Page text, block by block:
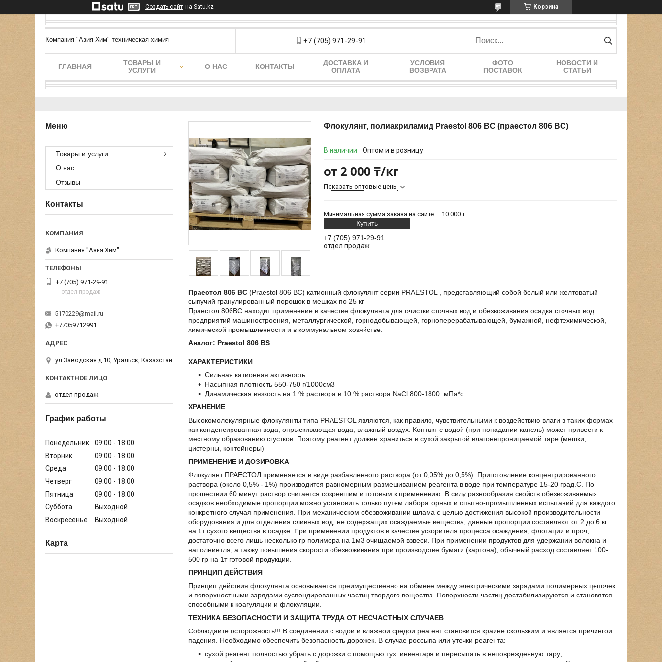
Создать сайт на Satu.kz Корзина
Компания "Азия Хим" техническая химия +7 (705) 971-29-91
ГЛАВНАЯ
ТОВАРЫ И
УСЛУГИ
О НАС КОНТАКТЫ
ДОСТАВКА И
ОПЛАТА
УСЛОВИЯ
ВОЗВРАТА
ФОТО
ПОСТАВОК
НОВОСТИ И
СТАТЬИ
Флокулянт, полиакриламид Praestol 806 BC (праестол 806 BС)
В наличии Оптом и в розницу
от 2 000 ₸/кг
Показать оптовые цены
Минимальная сумма заказа на сайте — 10 000 ₸
Купить
+7 (705) 971-29-91
отдел продаж
Праестол 806 BC (Praestol 806 BC) катионный флокулянт серии PRAESTOL , представляющий собой белый или желтоватый
сыпучий гранулированный порошок в мешках по 25 кг.
Праестол 806ВС находит применение в качестве флокулянта для очистки сточных вод и обезвоживания осадка сточных вод
предприятий машиностроения, металлургической, горнодобывающей, горноперерабатывающей, бумажной, нефтехимической,
химической промышленности и в коммунальном хозяйстве.
Аналог: Praestol 806 BS
ХАРАКТЕРИСТИКИ
Сильная катионная активность
Насыпная плотность 550-750 г/1000см3
Динамическая вязкость на 1 % раствора в 10 % раствора NaCl 800-1800 мПа*с
ХРАНЕНИЕ
Высокомолекулярные флокулянты типа PRAESTOL являются, как правило, чувствительными к воздействию влаги в таких формах
как конденсированная вода, опрыскивающая вода, влажный воздух. Контакт с водой (при попадании капель) может привести к
местному образованию сгустков. Поэтому реагент должен храниться в сухой закрытой влагонепроницаемой таре (мешки,
цистерны, контейнеры).
ПРИМЕНЕНИЕ И ДОЗИРОВКА
Флокулянт ПРАЕСТОЛ применяется в виде разбавленного раствора (от 0,05% до 0,5%). Приготовление концентрированного
раствора (около 0,5% - 1%) производится равномерным размешиванием реагента в воде при температуре 15-20 град.С. По
прошествии 60 минут раствор считается созревшим и готовым к применению. В силу разнообразия свойств обезвоживаемых
осадков необходимые пропорции можно установить только путем лабораторных и опытно-промышленных испытаний для каждого
конкретного случая применения. При механическом обезвоживании шлама с целью достижения высокой производительности
оборудования и для отделения сливных вод, не содержащих осаждаемые вещества, данные пропорции составляют от 2 до 6 кг
на 1т сухого вещества в осадке. При применении продуктов в качестве ускорителя процесса осаждения, флотации и проч,
достаточно всего лишь несколько гр полимера на 1м3 очищаемой взвеси. При применении продуктов для удержании волокна и
наполниетля, а такжу повышения скорости обезвоживания при производстве бумаги (картона), обычный расход составляет 100-
500 гр на 1т готовой продукции.
ПРИНЦИП ДЕЙСТВИЯ
Принцип действия флокулянта основывается преимущественно на обмене между электрическими зарядами полимерных цепочек
и поверхностными зарядами суспендированных частиц твердого вещества. Поверхности частиц дестабилизируются и становятся
способными к коагуляции и флокуляции.
ТЕХНИКА БЕЗОПАСНОСТИ И ЗАЩИТА ТРУДА ОТ НЕСЧАСТНЫХ СЛУЧАЕВ
Соблюдайте осторожность!!! В соединении с водой и влажной средой реагент становится крайне скользким и является причингой
падения. Необходимо обеспечить безопасность дорожек. В случае россыпа или утечки реагента:
сухой реагент полностью убрать с дорожки с помощью тух. инвентаря и пересыпать в неповрежденную тару;
Товары и услуги
О нас
Отзывы
Контакты
Компания "Азия Хим"
+7 (705) 971-29-91
отдел продаж
5170229@mail.ru
+77059712991
ул.Заводская д.10, Уральск, Казахстан
отдел продаж
График работы
Понедельник 09:00
18:00
Вторник
09:00
18:00
Среда
09:00
18:00
Четверг
09:00
18:00
Пятница
09:00
18:00
Суббота
Выходной
Воскресенье
Выходной
Карта